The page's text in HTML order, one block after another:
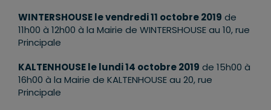
WINTERSHOUSE le vendredi 11 octobre 2019 de
11h00 à 12h00 à la Mairie de WINTERSHOUSE au 10, rue
Principale
KALTENHOUSE le lundi 14 octobre 2019 de 15h00 à
16h00 à la Mairie de KALTENHOUSE au 20, rue
Principale